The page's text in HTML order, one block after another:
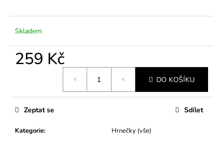
Skladem
259 Kč
DO KOŠÍKU
Kategorie: Hrnečky (vše)
Zeptat se Sdílet
u
e
m